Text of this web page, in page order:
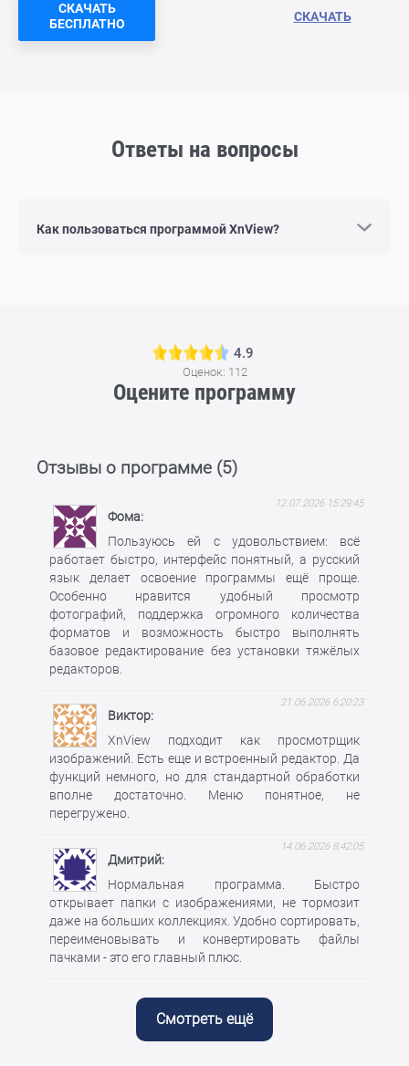
СКАЧАТЬ
БЕСПЛАТНО
СКАЧАТЬ
Ответы на вопросы
Как пользоваться программой XnView?
4.9
Оценок: 112
Оцените программу
Отзывы о программе (5)
Дмитрий
14.06.2026 8:42:05
Нормальная программа. Быстро
открывает папки с изображениями, не тормозит
даже на больших коллекциях. Удобно сортировать,
переименовывать и конвертировать файлы
пачками - это его главный плюс.
Виктор
21.06.2026 6:20:23
XnView подходит как просмотрщик
изображений. Есть еще и встроенный редактор. Да
функций немного, но для стандартной обработки
вполне достаточно. Меню понятное, не
перегружено.
Фома
12.07.2026 15:29:45
Пользуюсь ей с удовольствием: всё
работает быстро, интерфейс понятный, а русский
язык делает освоение программы ещё проще.
Особенно нравится удобный просмотр
фотографий, поддержка огромного количества
форматов и возможность быстро выполнять
базовое редактирование без установки тяжёлых
редакторов.
Смотреть ещё